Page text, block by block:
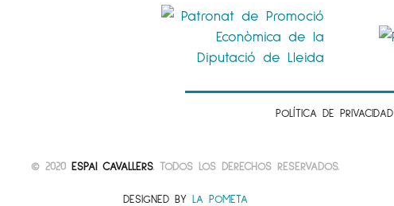
POLÍTICA DE PRIVACIDAD
© 2020 ESPAI CAVALLERS. TODOS LOS DERECHOS RESERVADOS.
DESIGNED BY LA POMETA